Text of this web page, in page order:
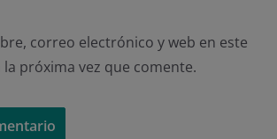
correo electrónico y web en este
próxima vez que comente.